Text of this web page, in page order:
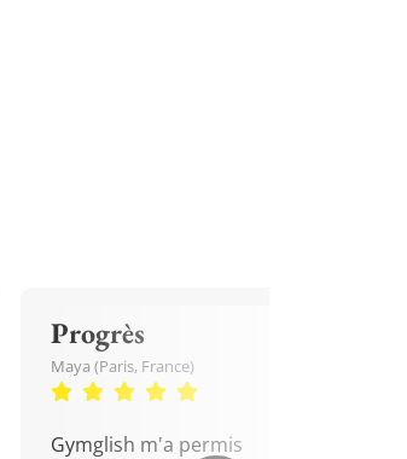
Progrès
Maya (Paris, France)
Gymglish m'a permis